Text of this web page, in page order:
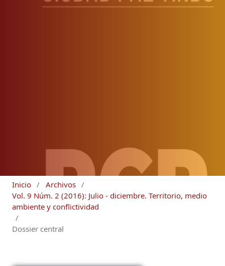
Inicio / Archivos /
Vol. 9 Núm. 2 (2016): Julio - diciembre. Territorio, medio
ambiente y conflictividad
/
Dossier central